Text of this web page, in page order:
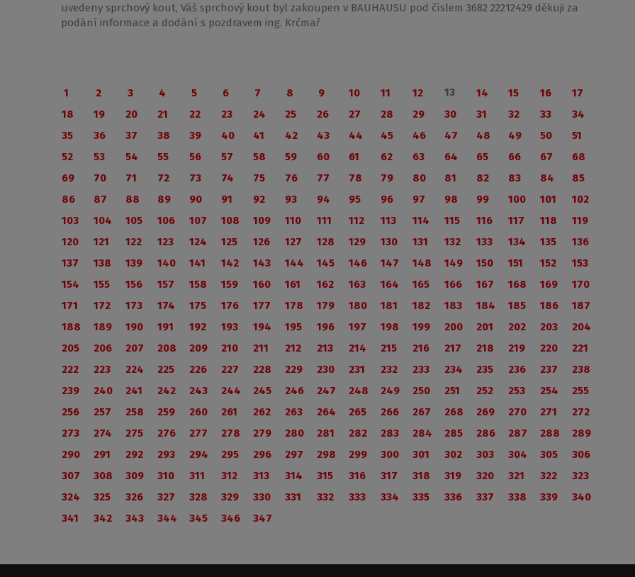
uvedeny sprchový kout, Váš sprchový kout byl zakoupen v BAUHAUSU pod číslem 3682 22212429 děkuji za
podání informace a dodání s pozdravem ing. Krčmař
1 2 3 4 5 6 7 8 9 10 11 12 13 14 15 16
17
18
19 20 21 22 23 24 25 26 27 28 29 30 31 32 33
34
35
36 37 38 39 40 41 42 43 44 45 46 47 48 49 50
51
52
53 54 55 56 57 58 59 60 61 62 63 64 65 66 67
68
69
70 71 72 73 74 75 76 77 78 79 80 81 82 83 84
85
86
87 88 89 90 91 92 93 94 95 96 97 98 99 100 101
102
103
104 105 106 107 108 109 110 111 112 113 114 115 116 117 118
119
120
121 122 123 124 125 126 127 128 129 130 131 132 133 134 135
136
137
138 139 140 141 142 143 144 145 146 147 148 149 150 151 152
153
154
155 156 157 158 159 160 161 162 163 164 165 166 167 168 169
170
171
172 173 174 175 176 177 178 179 180 181 182 183 184 185 186
187
188
189 190 191 192 193 194 195 196 197 198 199 200 201 202 203
204
205
206 207 208 209 210 211 212 213 214 215 216 217 218 219 220
221
222
223 224 225 226 227 228 229 230 231 232 233 234 235 236 237
238
239
240 241 242 243 244 245 246 247 248 249 250 251 252 253 254
255
256
257 258 259 260 261 262 263 264 265 266 267 268 269 270 271
272
273
274 275 276 277 278 279 280 281 282 283 284 285 286 287 288
289
290
291 292 293 294 295 296 297 298 299 300 301 302 303 304 305
306
307
308 309 310 311 312 313 314 315 316 317 318 319 320 321 322
323
324
325 326 327 328 329 330 331 332 333 334 335 336 337 338 339
340
341
342 343 344 345 346 347